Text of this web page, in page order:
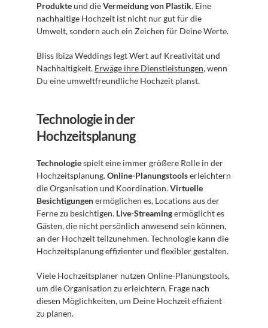
Produkte und die Vermeidung von Plastik. Eine
nachhaltige Hochzeit ist nicht nur gut für die
Umwelt, sondern auch ein Zeichen für Deine Werte.
Bliss Ibiza Weddings legt Wert auf Kreativität und
Nachhaltigkeit. Erwäge ihre Dienstleistungen, wenn
Du eine umweltfreundliche Hochzeit planst.
Technologie in der
Hochzeitsplanung
Technologie spielt eine immer größere Rolle in der
Hochzeitsplanung. Online-Planungstools erleichtern
die Organisation und Koordination. Virtuelle
Besichtigungen ermöglichen es, Locations aus der
Ferne zu besichtigen. Live-Streaming ermöglicht es
Gästen, die nicht persönlich anwesend sein können,
an der Hochzeit teilzunehmen. Technologie kann die
Hochzeitsplanung effizienter und flexibler gestalten.
Viele Hochzeitsplaner nutzen Online-Planungstools,
um die Organisation zu erleichtern. Frage nach
diesen Möglichkeiten, um Deine Hochzeit effizient
zu planen.